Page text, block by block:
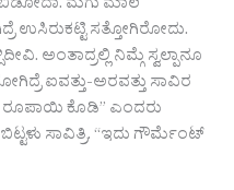
ಮಗು ಮಾಲೆ
ಉಸಿರುಕಟ್ಟಿ ಸತ್ತೋಗಿರೋದು.
ಅಂತಾದ್ರಲ್ಲಿ ನಿಮ್ಗೆ ಸ್ವಲ್ಪಾನೂ
ಐವತ್ತು-ಅರವತ್ತು ಸಾವಿರ
ರೂಪಾಯಿ ಕೊಡಿ” ಎಂದರು
ಸಾವಿತ್ರಿ. “ಇದು ಗೌರ್ಮೆಂಟ್‌